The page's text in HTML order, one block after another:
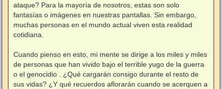
ataque? Para la mayoría de nosotros, estas son solo
fantasías o imágenes en nuestras pantallas. Sin embargo,
muchas personas en el mundo actual viven esta realidad
cotidiana.
Cuando pienso en esto, mi mente se dirige a los miles y miles
de personas que han vivido bajo el terrible yugo de la guerra
o el genocidio . ¿Qué cargarán consigo durante el resto de
sus vidas? ¿Y qué recuerdos aflorarán cuando se acerquen a